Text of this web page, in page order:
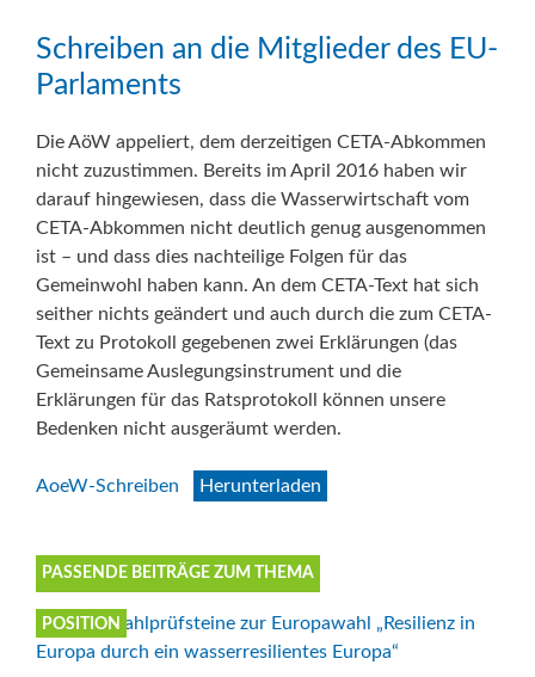
Schreiben an die Mitglieder des EU-
Parlaments
Die AöW appeliert, dem derzeitigen CETA-Abkommen
nicht zuzustimmen. Bereits im April 2016 haben wir
darauf hingewiesen, dass die Wasserwirtschaft vom
CETA-Abkommen nicht deutlich genug ausgenommen
ist – und dass dies nachteilige Folgen für das
Gemeinwohl haben kann. An dem CETA-Text hat sich
seither nichts geändert und auch durch die zum CETA-
Text zu Protokoll gegebenen zwei Erklärungen (das
Gemeinsame Auslegungsinstrument und die
Erklärungen für das Ratsprotokoll können unsere
Bedenken nicht ausgeräumt werden.
AoeW-Schreiben Herunterladen
PASSENDE BEITRÄGE ZUM THEMA
POSITION